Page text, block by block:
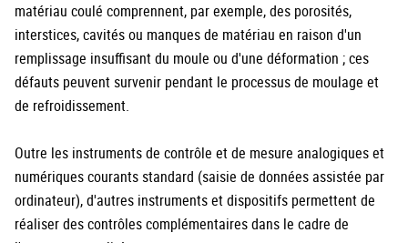
matériau coulé comprennent, par exemple, des porosités,
interstices, cavités ou manques de matériau en raison d'un
remplissage insuffisant du moule ou d'une déformation ; ces
défauts peuvent survenir pendant le processus de moulage et
de refroidissement.
Outre les instruments de contrôle et de mesure analogiques et
numériques courants standard (saisie de données assistée par
ordinateur), d'autres instruments et dispositifs permettent de
réaliser des contrôles complémentaires dans le cadre de